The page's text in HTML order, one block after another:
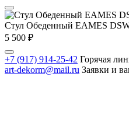
Стул Обеденный EAMES
5 500 ₽
+7 (917) 914-25-42 Горячая
art-dekorm@mail.ru Заявки и